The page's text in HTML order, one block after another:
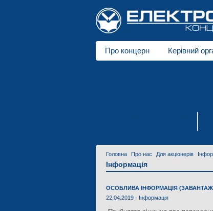
Про концерн Керівний
Головна Про нас Для акціонерів
Інформація
ОСОБЛИВА ІНФОРМАЦІЯ
22.04.2019 - Інформація